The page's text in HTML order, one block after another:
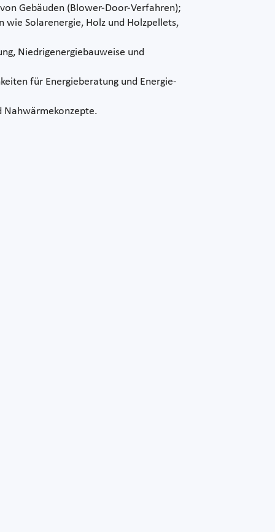
Gebäuden (Blower-Door-Verfahren);
wie Solarenergie, Holz und Holzpellets,
Niedrigenergiebauweise und
für Energieberatung und Energie-
Nahwärmekonzepte.